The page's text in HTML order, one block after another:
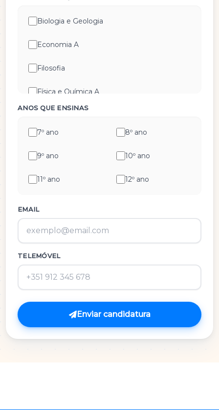
Biologia e Geologia
Economia A
Filosofia
Física e Química A
História e Cultura das Artes
Inglês
M.A.C.S.
Matemática 3º Ciclo
Matemática A
Matemática B
Português
ANOS QUE ENSINAS
7º ano 8º ano
9º ano 10º ano
11º ano 12º ano
EMAIL
TELEMÓVEL
Enviar candidatura